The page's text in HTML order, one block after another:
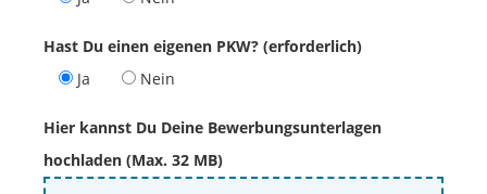
Hast Du einen eigenen PKW? (erforderlich)
Ja
Nein
Hier kannst Du Deine Bewerbungsunterlagen
hochladen (Max. 32 MB)